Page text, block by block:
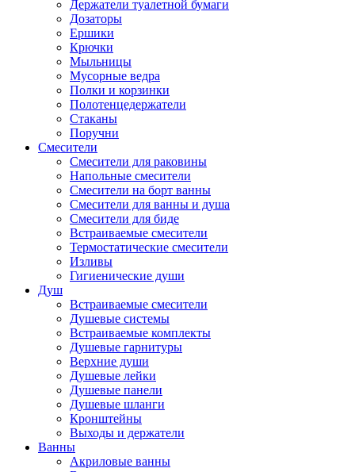
Держатели туалетной бумаги
Дозаторы
Ершики
Крючки
Мыльницы
Мусорные ведра
Полки и корзинки
Полотенцедержатели
Стаканы
Поручни
Смесители
Смесители для раковины
Напольные смесители
Смесители на борт ванны
Смесители для ванны и душа
Смесители для биде
Встраиваемые смесители
Термостатические смесители
Изливы
Гигиенические души
Душ
Встраиваемые смесители
Душевые системы
Встраиваемые комплекты
Душевые гарнитуры
Верхние души
Душевые лейки
Душевые панели
Душевые шланги
Кронштейны
Выходы и держатели
Ванны
Акриловые ванны